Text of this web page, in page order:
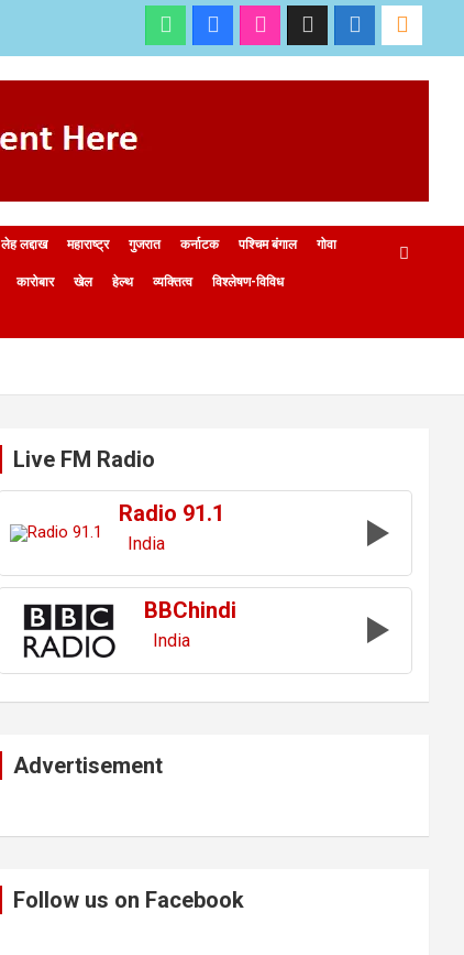
लेह लद्दाख महाराष्ट्र गुजरात कर्नाटक पश्चिम बंगाल गोवा
कारोबार खेल हेल्थ व्यक्तित्व विश्लेषण-विविध
Live FM Radio
Radio 91.1
India
BBChindi
India
Advertisement
Follow us on Facebook